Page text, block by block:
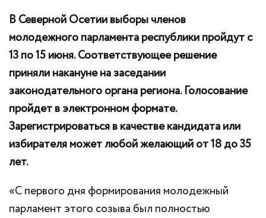
В Северной Осетии выборы членов
молодежного парламента республики пройдут с
13 по 15 июня. Соответствующее решение
приняли накануне на заседании
законодательного органа региона. Голосование
пройдет в электронном формате.
Зарегистрироваться в качестве кандидата или
избирателя может любой желающий от 18 до 35
лет.
«С первого дня формирования молодежный
парламент этого созыва был полностью